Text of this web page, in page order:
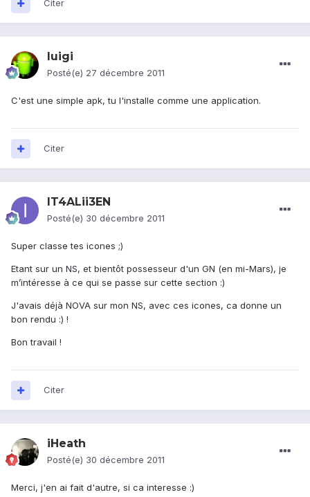
Citer
luigi
Posté(e) 27 décembre 2011
C'est une simple apk, tu l'installe comme une application.
Citer
IT4ALii3EN
Posté(e) 30 décembre 2011
Super classe tes icones ;)
Etant sur un NS, et bientôt possesseur d'un GN (en mi-Mars), je
m’intéresse à ce qui se passe sur cette section :)
J'avais déjà NOVA sur mon NS, avec ces icones, ca donne un
bon rendu :) !
Bon travail !
Citer
iHeath
Posté(e) 30 décembre 2011
Merci, j'en ai fait d'autre, si ca interesse :)